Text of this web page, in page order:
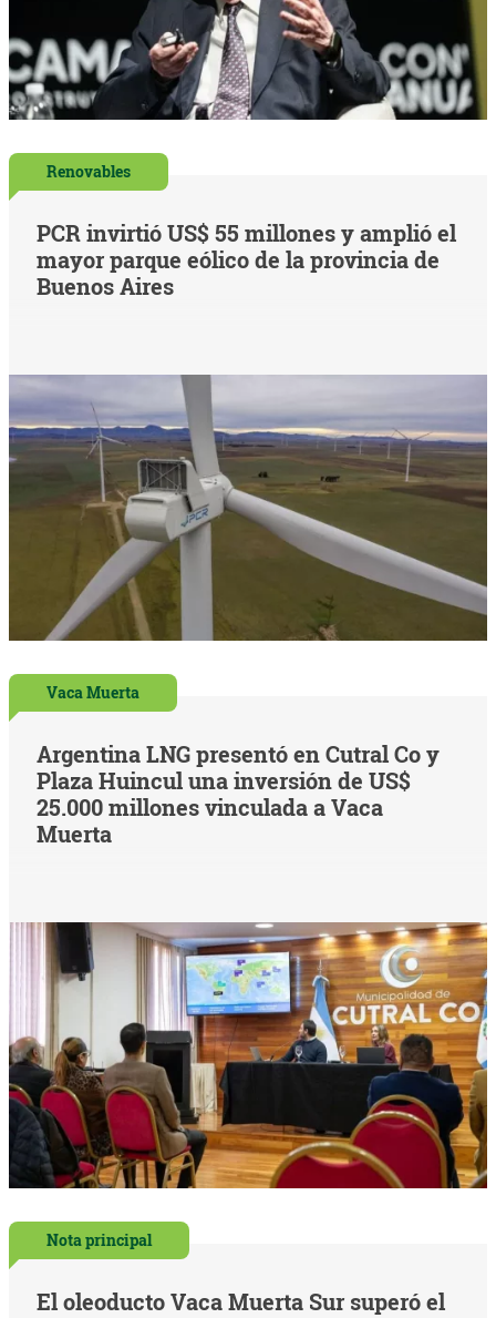
Renovables
PCR invirtió US$ 55 millones y amplió el
mayor parque eólico de la provincia de
Buenos Aires
Vaca Muerta
Argentina LNG presentó en Cutral Co y
Plaza Huincul una inversión de US$
25.000 millones vinculada a Vaca
Muerta
Nota principal
El oleoducto Vaca Muerta Sur superó el